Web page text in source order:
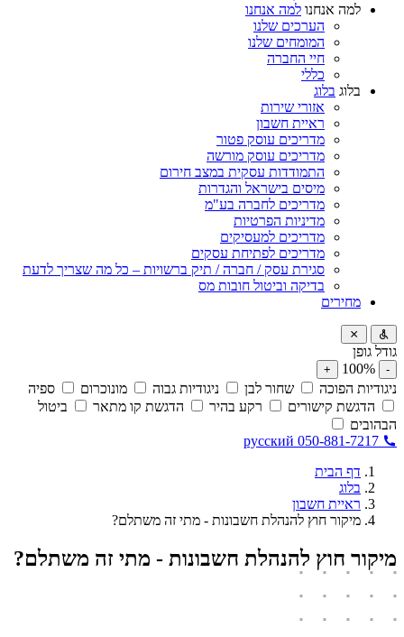
למה אנחנו למה אנחנו
הערכים שלנו
המומחים שלנו
חיי החברה
כללי
בלוג בלוג
אזורי שירות
ראיית חשבון
מדריכים עוסק פטור
מדריכים עוסק מורשה
התמודדות עסקית במצב חירום
מיסים בישראל והגדרות
מדריכים לחברה בע"מ
מדיניות הפרטיות
מדריכים למעסיקים
מדריכים לפתיחת עסקים
סגירת עסק / חברה / תיק ברשויות – כל מה שצריך לדעת
בדיקה וביטול חובות מס
מחירים
גודל גופן
-
100%
+
ניגודיות הפוכה שחור לבן ניגודיות גבוה מונוכרום
ספיה
הדגשת קישורים
רקע בהיר הדגשת קו מתאר
ביטול
הבהובים
русский 050-881-7217
דף הבית
בלוג
ראיית חשבון
מיקור חוץ להנהלת חשבונות - מתי זה משתלם?
מיקור חוץ להנהלת חשבונות - מתי זה משתלם?